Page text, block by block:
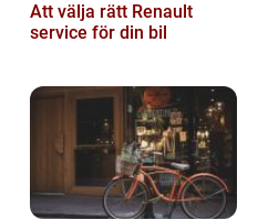
Att välja rätt Renault
service för din bil